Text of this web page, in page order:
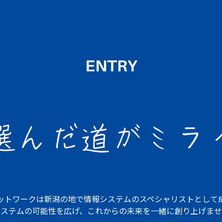
ENTRY
んだ道が ミラ
トワークは新潟の地で情報システムのスペシャリストとし
テムの可能性を広げ、 これからの未来を一緒に創り上げま